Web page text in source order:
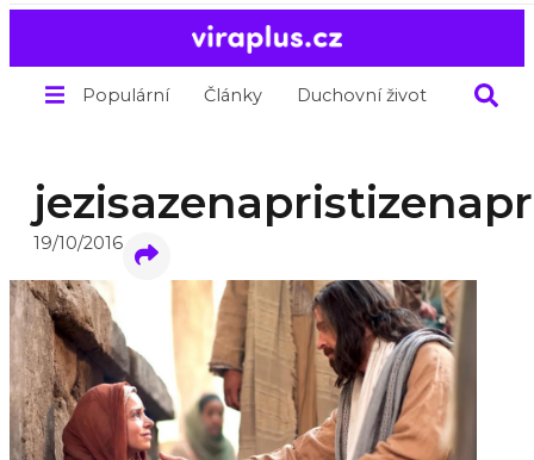
Populární Články Duchovní život O nás
19/10/2016